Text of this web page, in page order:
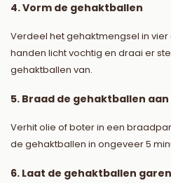
4. Vorm de gehaktballen
Verdeel het gehaktmengsel in vier
handen licht vochtig en draai er
gehaktballen van.
5. Braad de gehaktballen aan
Verhit olie of boter in een
de gehaktballen in ongeveer 5
6. Laat de gehaktballen garen